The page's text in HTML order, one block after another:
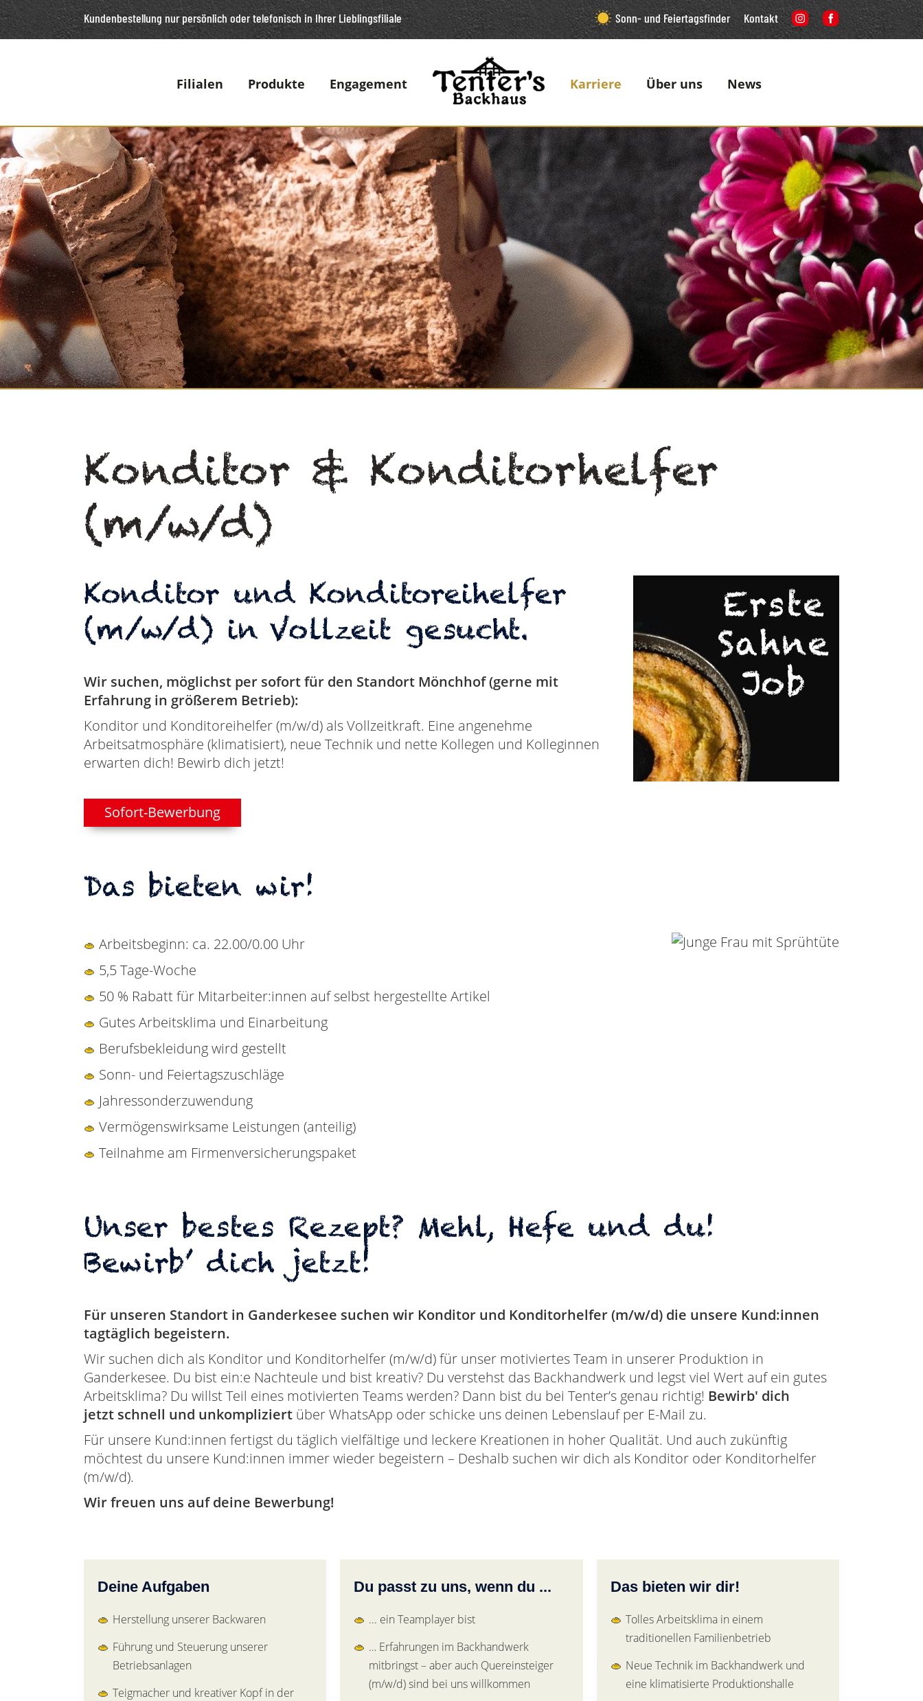
Kundenbestellung nur persönlich oder telefonisch in Ihrer Lieblingsfiliale Sonn- und Feiertagsfinder Kontakt
Filialen Produkte Engagement Karriere Über uns News
Konditor & Konditorhelfer
(m/w/d)
Konditor und Konditoreihelfer
(m/w/d) in Vollzeit gesucht.
Wir suchen, möglichst per sofort für den Standort Mönchhof (gerne mit
Erfahrung in größerem Betrieb):
Konditor und Konditoreihelfer (m/w/d) als Vollzeitkraft. Eine angenehme
Arbeitsatmosphäre (klimatisiert), neue Technik und nette Kollegen und Kolleginnen
erwarten dich! Bewirb dich jetzt!
Sofort-Bewerbung
Das bieten wir!
Arbeitsbeginn: ca. 22.00/0.00 Uhr
5,5 Tage-Woche
50 % Rabatt für Mitarbeiter:innen auf selbst hergestellte Artikel
Gutes Arbeitsklima und Einarbeitung
Berufsbekleidung wird gestellt
Sonn- und Feiertagszuschläge
Jahressonderzuwendung
Vermögenswirksame Leistungen (anteilig)
Teilnahme am Firmenversicherungspaket
Unser bestes Rezept? Mehl, Hefe und du!
Bewirb’ dich jetzt!
Für unseren Standort in Ganderkesee suchen wir Konditor und Konditorhelfer (m/w/d) die unsere Kund:innen
tagtäglich begeistern.
Wir suchen dich als Konditor und Konditorhelfer (m/w/d) für unser motiviertes Team in unserer Produktion in
Ganderkesee. Du bist ein:e Nachteule und bist kreativ? Du verstehst das Backhandwerk und legst viel Wert auf ein gutes
Arbeitsklima? Du willst Teil eines motivierten Teams werden? Dann bist du bei Tenter’s genau richtig! Bewirb' dich
jetzt schnell und unkompliziert über WhatsApp oder schicke uns deinen Lebenslauf per E-Mail zu.
Für unsere Kund:innen fertigst du täglich vielfältige und leckere Kreationen in hoher Qualität. Und auch zukünftig
möchtest du unsere Kund:innen immer wieder begeistern – Deshalb suchen wir dich als Konditor oder Konditorhelfer
(m/w/d).
Wir freuen uns auf deine Bewerbung!
Deine Aufgaben
Herstellung unserer Backwaren
Führung und Steuerung unserer
Betriebsanlagen
Teigmacher und kreativer Kopf in der
Du passt zu uns, wenn du ...
... ein Teamplayer bist
… Erfahrungen im Backhandwerk
mitbringst – aber auch Quereinsteiger
(m/w/d) sind bei uns willkommen
Das bieten wir dir!
Tolles Arbeitsklima in einem
traditionellen Familienbetrieb
Neue Technik im Backhandwerk und
eine klimatisierte Produktionshalle